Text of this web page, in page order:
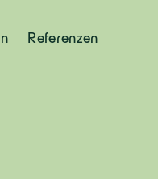
Referenzen